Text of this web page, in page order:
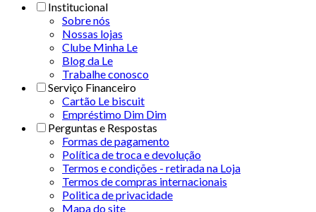
Institucional
Sobre nós
Nossas lojas
Clube Minha Le
Blog da Le
Trabalhe conosco
Serviço Financeiro
Cartão Le biscuit
Empréstimo Dim Dim
Perguntas e Respostas
Formas de pagamento
Política de troca e devolução
Termos e condições - retirada na Loja
Termos de compras internacionais
Politica de privacidade
Mapa do site